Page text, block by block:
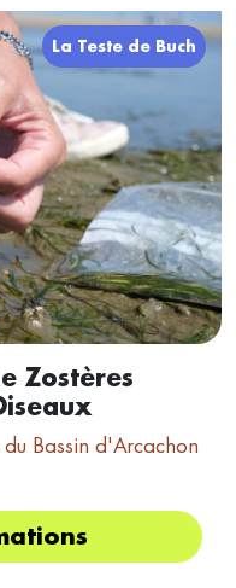
La Teste de Buch
Zostères
du Bassin d'Arcachon